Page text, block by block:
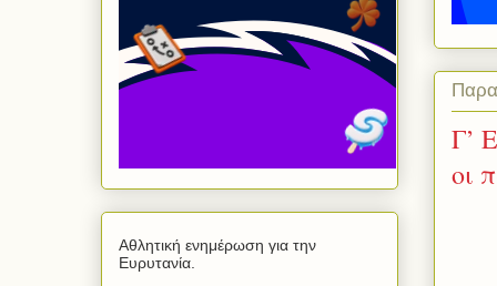
Γ’
οι
Αθλητική ενημέρωση για την
Ευρυτανία.